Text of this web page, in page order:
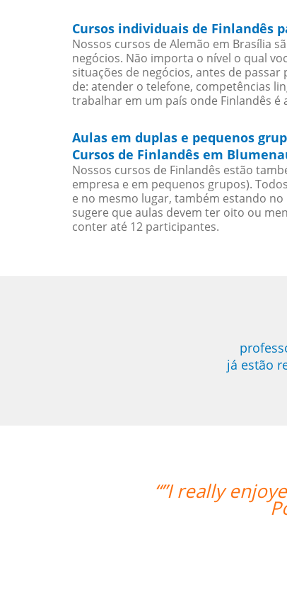
Cursos individuais de Finlandês
Nossos cursos de Alemão em Brasília
negócios. Não importa o nível o qual
situações de negócios, antes de
de: atender o telefone, competências
trabalhar em um país onde Finlandês é
Aulas em duplas e pequenos
Cursos de Finlandês em
Nossos cursos de Finlandês estão
empresa e em pequenos grupos).
e no mesmo lugar, também estando
sugere que aulas devem ter oito ou
conter até 12 participantes.
já estão
teaching style and I feel I've
looking forward to